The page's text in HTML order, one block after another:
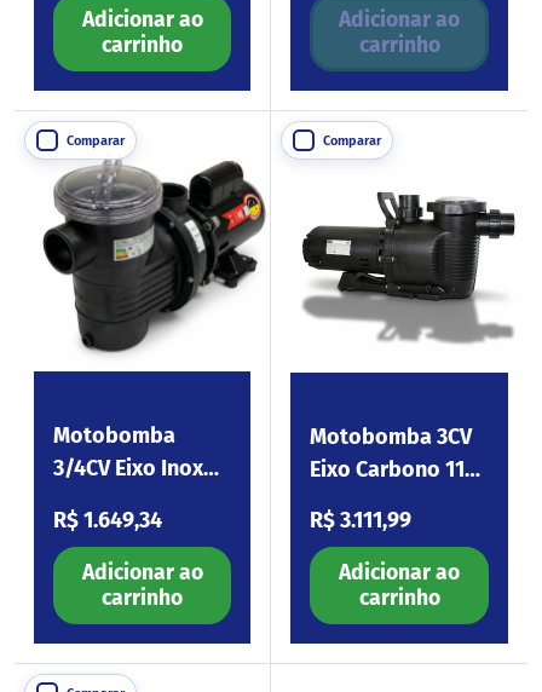
Adicionar ao
carrinho
Adicionar ao
carrinho
Comparar
Motobomba
3/4CV Eixo Inox
Preço normal
R$ 1.649,34
Adicionar ao
carrinho
Comparar
Motobomba 3CV
Eixo Carbono 110-
Preço normal
R$ 3.111,99
Adicionar ao
carrinho